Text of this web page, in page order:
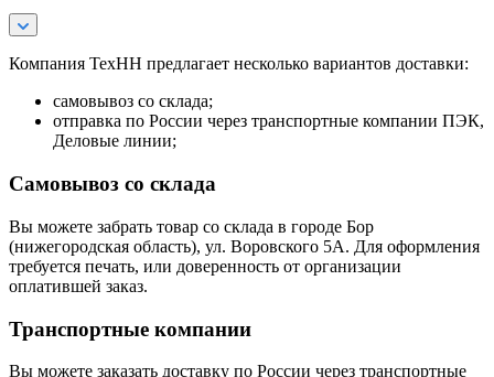
Компания ТехНН предлагает несколько вариантов доставки:
самовывоз со склада;
отправка по России через транспортные компании ПЭК,
Деловые линии;
Самовывоз со склада
Вы можете забрать товар со склада в городе Бор
(нижегородская область), ул. Воровского 5А. Для оформления
требуется печать, или доверенность от организации
оплатившей заказ.
Транспортные компании
Вы можете заказать доставку по России через транспортные